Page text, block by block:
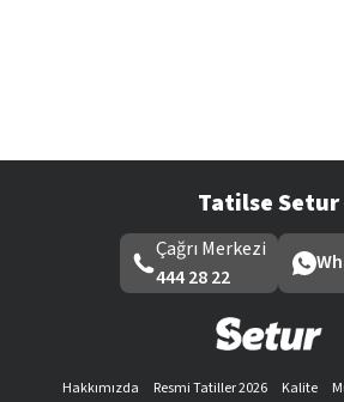
Tatilse Setur
Çağrı Merkezi
444 28 22
Hakkımızda Resmi Tatiller 2026 Kalite